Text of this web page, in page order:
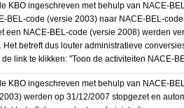
KBO ingeschreven met behulp van NACE-
BEL-code (versie 2003) naar NACE-BEL-
een NACE-BEL-code (versie 2008) werden
Het betreft dus louter administratieve
link te klikken: "Toon de activiteiten NACE-
KBO ingeschreven met behulp van NACE-
werden op 31/12/2007 stopgezet en